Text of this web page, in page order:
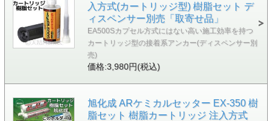
入方式(カートリッジ型) 樹脂セット デ
ィスペンサー別売「取寄せ品」
EA500Sカプセル方式にはない高い施工効率を持つ
カートリッジ型の接着系アンカー(ディスペンサー別
売)
価格:3,980円(税込)
旭化成 ARケミカルセッター EX-350 樹
脂セット 樹脂カートリッジ 注入方式